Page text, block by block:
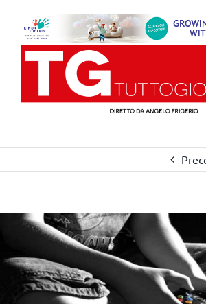
contenuto